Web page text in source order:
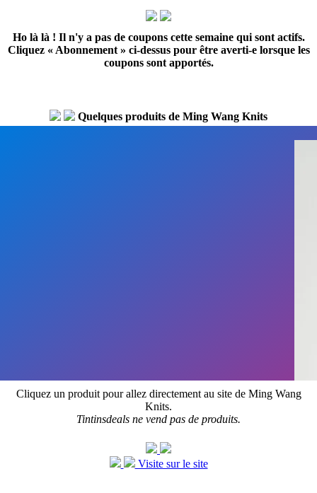
Ho là là ! Il n'y a pas de coupons cette semaine qui sont actifs.
Cliquez « Abonnement » ci-dessus pour être averti-e lorsque les
coupons sont apportés.
Quelques produits de Ming Wang Knits
Cliquez un produit pour allez directement au site de Ming Wang
Knits.
Tintinsdeals ne vend pas de produits.
Visite sur le site